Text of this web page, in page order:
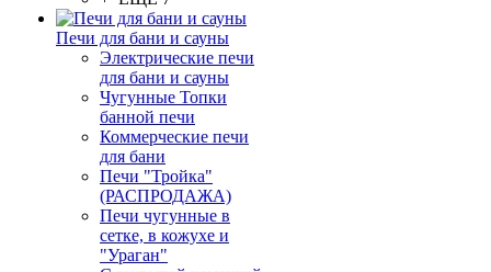
Печи для бани и сауны
Электрические печи
для бани и сауны
Чугунные Топки
банной печи
Коммерческие печи
для бани
Печи "Тройка"
(РАСПРОДАЖА)
Печи чугунные в
сетке, в кожухе и
"Ураган"